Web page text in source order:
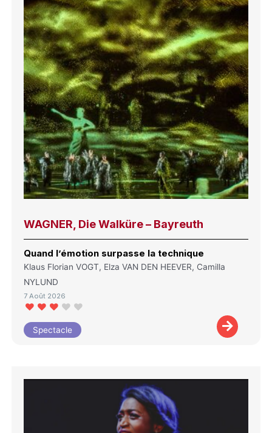
WAGNER, Die Walküre – Bayreuth
Quand l’émotion surpasse la technique
Klaus Florian VOGT, Elza VAN DEN HEEVER, Camilla
NYLUND
7 Août 2026
Spectacle